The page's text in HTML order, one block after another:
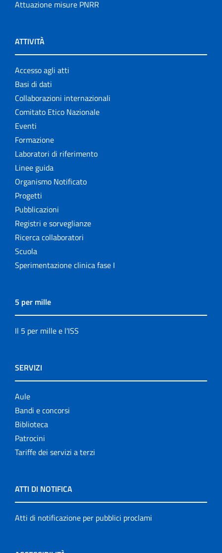
Attuazione misure PNRR
ATTIVITÀ
Accesso agli atti
Basi di dati
Collaborazioni internazionali
Comitato Etico Nazionale
Eventi
Formazione
Laboratori di riferimento
Linee guida
Organismo Notificato
Progetti
Pubblicazioni
Registri e sorveglianze
Ricerca collaboratori
Scuola
Sperimentazione clinica fase I
5 per mille
Il 5 per mille e l'ISS
SERVIZI
Aule
Bandi e concorsi
Biblioteca
Patrocini
Tariffe dei servizi a terzi
ATTI DI NOTIFICA
Atti di notificazione per pubblici proclami